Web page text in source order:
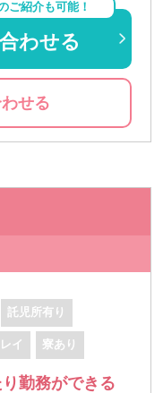
ご紹介も可能！
わせる
せる
託児所有り
イ 寮あり
勤務ができる